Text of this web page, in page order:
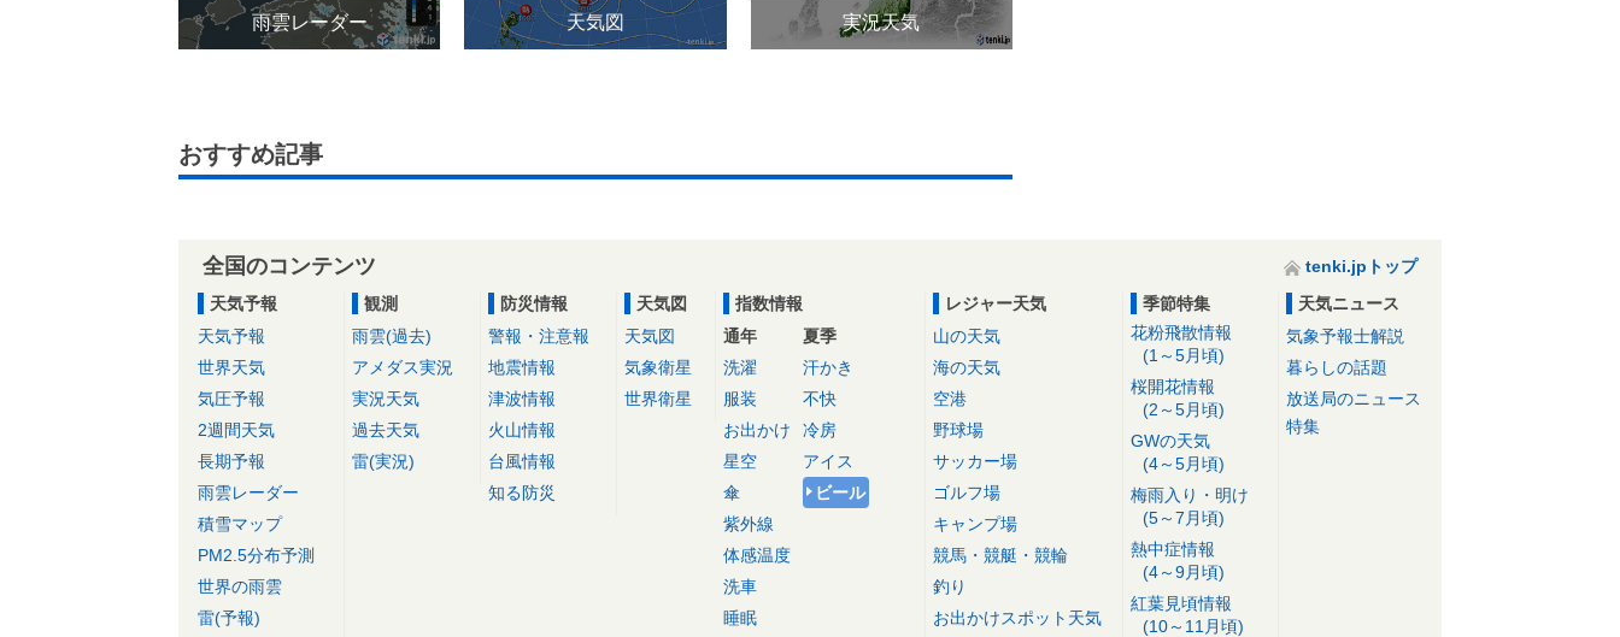
雨雲レーダー 天気図 実況天気
おすすめ記事
全国のコンテンツ
tenki.jpトップ
天気予報
天気予報
世界天気
気圧予報
2週間天気
長期予報
雨雲レーダー
積雪マップ
PM2.5分布予測
世界の雨雲
雷(予報)
観測
雨雲(過去)
アメダス実況
実況天気
過去天気
雷(実況)
防災情報
警報・注意報
地震情報
津波情報
火山情報
台風情報
知る防災
天気図
天気図
気象衛星
世界衛星
指数情報
通年
洗濯
服装
お出かけ
星空
傘
紫外線
体感温度
洗車
睡眠
夏季
汗かき
不快
冷房
アイス
ビール
レジャー天気
山の天気
海の天気
空港
野球場
サッカー場
ゴルフ場
キャンプ場
競馬・競艇・競輪
釣り
お出かけスポット天気
季節特集
花粉飛散情報
(1～5月頃)
桜開花情報
(2～5月頃)
GWの天気
(4～5月頃)
梅雨入り・明け
(5～7月頃)
熱中症情報
(4～9月頃)
紅葉見頃情報
(10～11月頃)
天気ニュース
気象予報士解説
暮らしの話題
放送局のニュース
特集